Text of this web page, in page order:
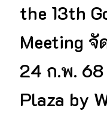
the 13th
Meeting จั
24 ก.พ. 68
Plaza by